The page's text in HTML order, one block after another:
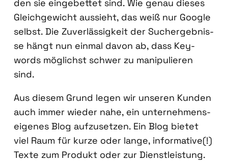
den sie ein­ge­bet­tet sind. Wie genau die­ses
Gleich­ge­wicht aus­sieht, das weiß nur Goog­le
selbst. Die Zuver­läs­sig­keit der Such­ergeb­nis­
se hängt nun ein­mal davon ab, dass Key­
words mög­lichst schwer zu mani­pu­lie­ren
sind.
Aus die­sem Grund legen wir unse­ren Kun­den
auch immer wie­der nahe, ein unter­neh­mens­
ei­ge­nes Blog auf­zu­set­zen. Ein Blog bie­tet
viel Raum für kur­ze oder lan­ge, infor­ma­ti­ve(!)
Tex­te zum Pro­dukt oder zur Dienst­leis­tung.